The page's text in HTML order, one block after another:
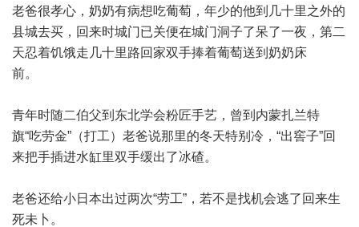
老爸很孝心，奶奶有病想吃葡萄，年少的他到几十里之外的
县城去买，回来时城门已关便在城门洞子了呆了一夜，第二
天忍着饥饿走几十里路回家双手捧着葡萄送到奶奶床
前。
青年时随二伯父到东北学会粉匠手艺，曾到内蒙扎兰特
旗“吃劳金”（打工）老爸说那里的冬天特别冷，“出窖子”回
来把手插进水缸里双手缓出了冰碴。
老爸还给小日本出过两次“劳工”，若不是找机会逃了回来生
死未卜。